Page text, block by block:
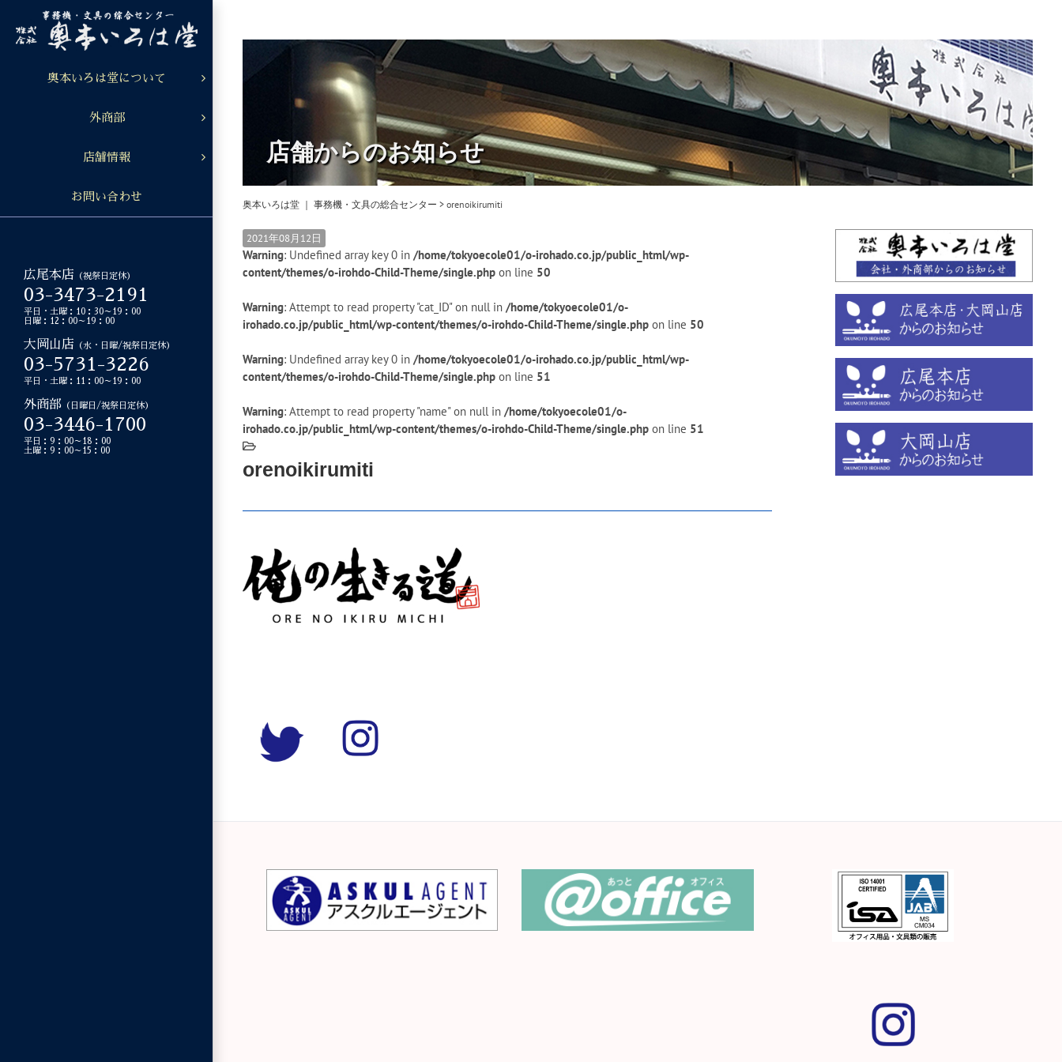
content
奥本いろは堂について
外商部
店舗情報
お問い合わせ
広尾本店 （祝祭日定休）
03-3473-2191
平日・土曜：10：30～19：00
日曜：12：00～19：00
大岡山店 （水・日曜/祝祭日定休）
03-5731-3226
平日・土曜：11：00～19：00
外商部 （日曜日/祝祭日定休）
03-3446-1700
平日：9：00～18：00
土曜：9：00～15：00
店舗からのお知らせ
奥本いろは堂 ｜ 事務機・文具の総合センター > orenoikirumiti
2021年08月12日
Warning: Undefined array key 0 in /home/tokyoecole01/o-irohado.co.jp/public_html/wp-
content/themes/o-irohdo-Child-Theme/single.php on line 50
Warning: Attempt to read property "cat_ID" on null in /home/tokyoecole01/o-
irohado.co.jp/public_html/wp-content/themes/o-irohdo-Child-Theme/single.php on line 50
Warning: Undefined array key 0 in /home/tokyoecole01/o-irohado.co.jp/public_html/wp-
content/themes/o-irohdo-Child-Theme/single.php on line 51
Warning: Attempt to read property "name" on null in /home/tokyoecole01/o-
irohado.co.jp/public_html/wp-content/themes/o-irohdo-Child-Theme/single.php on line 51
orenoikirumiti